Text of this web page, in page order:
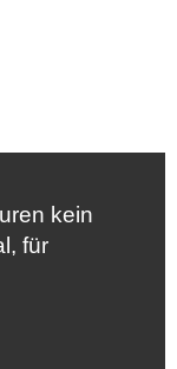
kein
für